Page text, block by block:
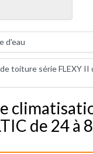
d'eau
toiture série FLEXY II
de 24 à